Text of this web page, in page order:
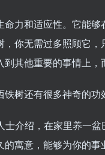
力和适应性。它能
你无需过多照顾它
其他重要的事情上，
树还有很多神奇的功
士介绍，在家里养一
寓意，能够为你的